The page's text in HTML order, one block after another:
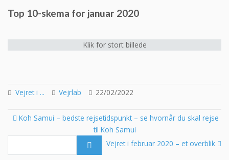
Top 10-skema for januar 2020
Klik for stort billede
Vejret i ... Vejrlab 22/02/2022
Post
navigation
Koh Samui – bedste rejsetidspunkt – se hvornår du skal rejse
til Koh Samui
Vejret i februar 2020 – et overblik